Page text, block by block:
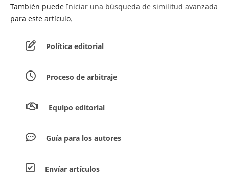
También puede Iniciar una búsqueda de similitud avanzada
para este artículo.
Política editorial
Proceso de arbitraje
Equipo editorial
Guía para los autores
Envíar artículos